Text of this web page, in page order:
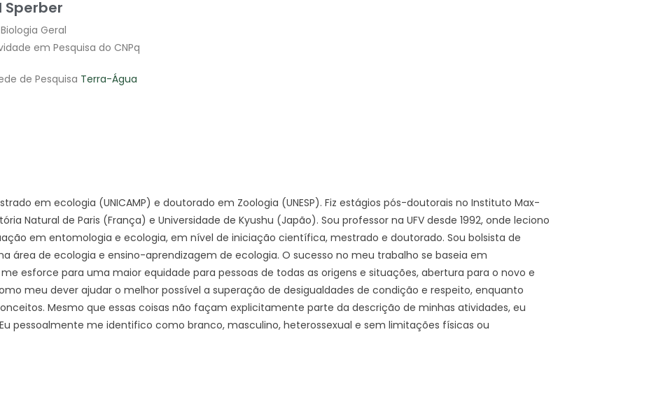
Sperber
Geral
em Pesquisa do CNPq
de Pesquisa Terra-Água
em ecologia (UNICAMP) e doutorado em Zoologia (UNESP). Fiz estágios pós-doutorais no Instituto Max-
Natural de Paris (França) e Universidade de Kyushu (Japão). Sou professor na UFV desde 1992, onde leciono
em entomologia e ecologia, em nível de iniciação científica, mestrado e doutorado. Sou bolsista de
área de ecologia e ensino-aprendizagem de ecologia. O sucesso no meu trabalho se baseia em
esforce para uma maior equidade para pessoas de todas as origens e situações, abertura para o novo e
meu dever ajudar o melhor possível a superação de desigualdades de condição e respeito, enquanto
Mesmo que essas coisas não façam explicitamente parte da descrição de minhas atividades, eu
pessoalmente me identifico como branco, masculino, heterossexual e sem limitações físicas ou